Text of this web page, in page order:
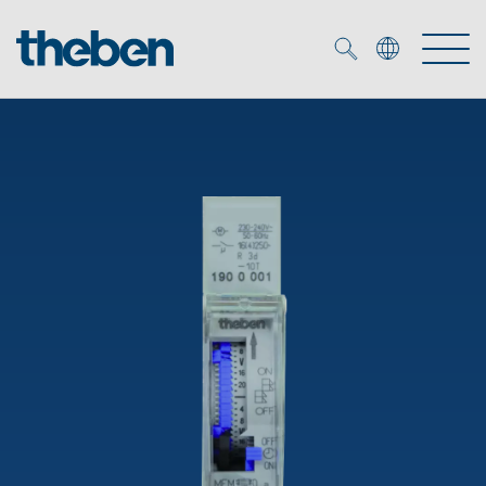
Détecteurs de présence et de mouvement
Contrôle du temps et de la lumière
Commande d'éclairage DALI-2